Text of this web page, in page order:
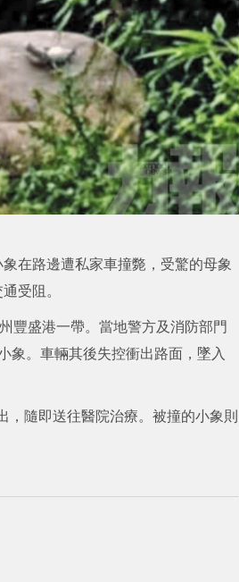
在路邊遭私家車撞斃，受驚的母象
受阻。
豐盛港一帶。當地警方及消防部門
象。車輛其後失控衝出路面，墜入
隨即送往醫院治療。被撞的小象則